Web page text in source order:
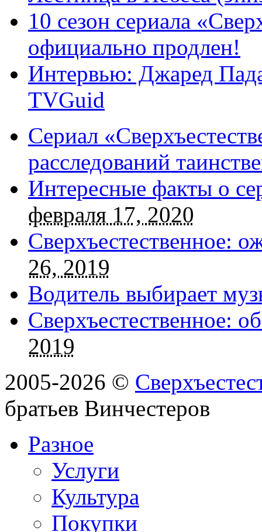
10 сезон сериала
официально продлен!
Интервью: Джаред
TVGuid
Сериал
расследований
Интересные факты о
февраля 17, 2020
Сверхъестественное:
26, 2019
Водитель выбирает
Сверхъестественное:
2019
2005-2026 ©
братьев Винчестеров
Разное
Услуги
Культура
Покупки